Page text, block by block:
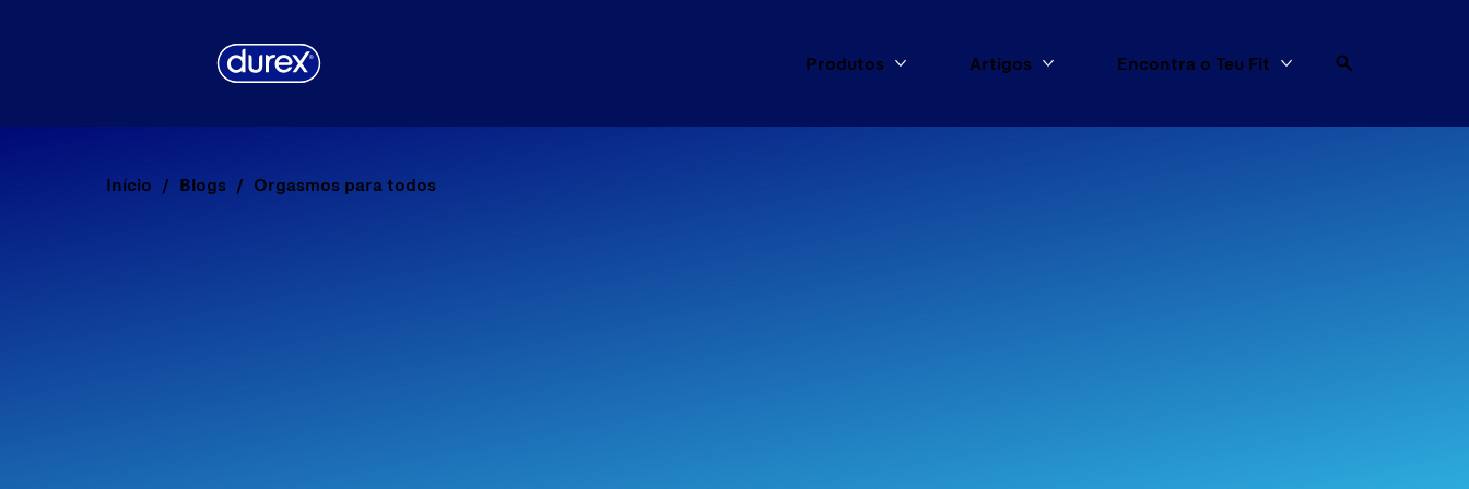
Produtos Mais Produtos
Artigos Mais ArtigosEncontra o Teu Fit Mais Encontra o Teu
Início Blogs Orgasmos para todos